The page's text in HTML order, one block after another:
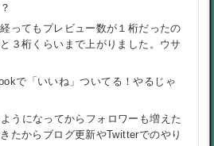
ってもプレビュー数が１桁だったの
３桁くらいまで上がりました。ウサ
で「いいね」ついてる！やるじゃ
うになってからフォロワーも増えた
たからブログ更新やTwitterでのやり